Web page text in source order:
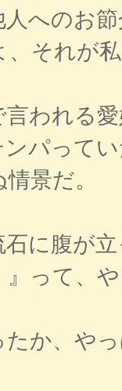
へのお
、それが
われる愛
ンパって
景だ。
石に腹が
』って、
か、やっ